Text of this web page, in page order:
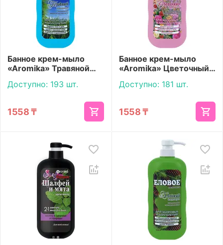
Банное крем-мыло
«Aromika» Травяной
Доступно: 193 шт.
1558 ₸
Банное крем-мыло
«Aromika» Цветочный
Доступно: 181 шт.
1558 ₸